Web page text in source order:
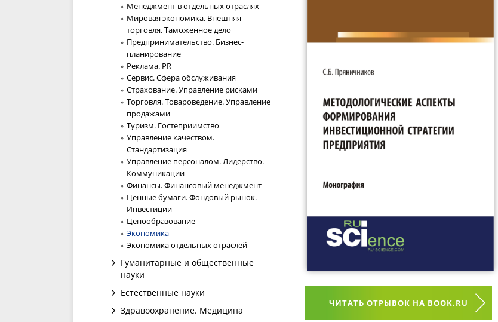
Менеджмент в отдельных отраслях
Мировая экономика. Внешняя
торговля. Таможенное дело
Предпринимательство. Бизнес-
планирование
Реклама. PR
Сервис. Сфера обслуживания
Страхование. Управление рисками
Торговля. Товароведение. Управление
продажами
Туризм. Гостеприимство
Управление качеством.
Стандартизация
Управление персоналом. Лидерство.
Коммуникации
Финансы. Финансовый менеджмент
Ценные бумаги. Фондовый рынок.
Инвестиции
Ценообразование
Экономика
Экономика отдельных отраслей
Гуманитарные и общественные
науки
Естественные науки
Здравоохранение. Медицина
ЧИТАТЬ ОТРЫВОК НА BOOK.RU